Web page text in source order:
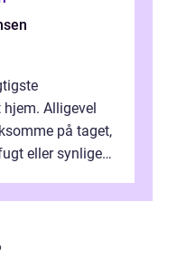
Alligevel
på taget,
eller synlige